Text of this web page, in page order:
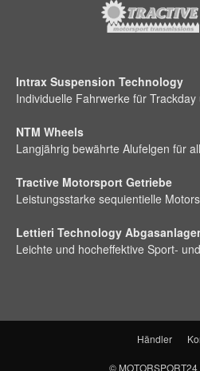
Intrax Suspension Technology
Individuelle Fahrwerke für
NTM Wheels
Langjährig bewährte Alufelgen für
Tractive Motorsport Getriebe
Leistungsstarke sequientielle
Lettieri Technology
Leichte und hocheffektive Sport-
Händler
© MOTORSPORT24